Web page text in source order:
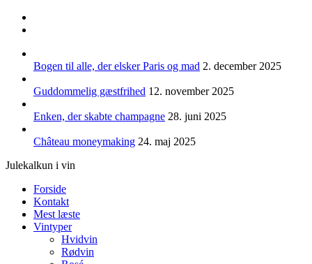
Bogen til alle, der elsker Paris og mad 2. december 2025
Guddommelig gæstfrihed 12. november 2025
Enken, der skabte champagne 28. juni 2025
Château moneymaking 24. maj 2025
Julekalkun i vin
Forside
Kontakt
Mest læste
Vintyper
Hvidvin
Rødvin